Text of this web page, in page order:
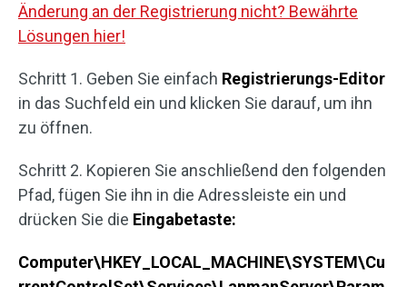
Änderung an der Registrierung nicht? Bewährte
Lösungen hier!
Schritt 1. Geben Sie einfach Registrierungs-Editor
in das Suchfeld ein und klicken Sie darauf, um ihn
zu öffnen.
Schritt 2. Kopieren Sie anschließend den folgenden
Pfad, fügen Sie ihn in die Adressleiste ein und
drücken Sie die Eingabetaste:
Computer\HKEY_LOCAL_MACHINE\SYSTEM\Cu